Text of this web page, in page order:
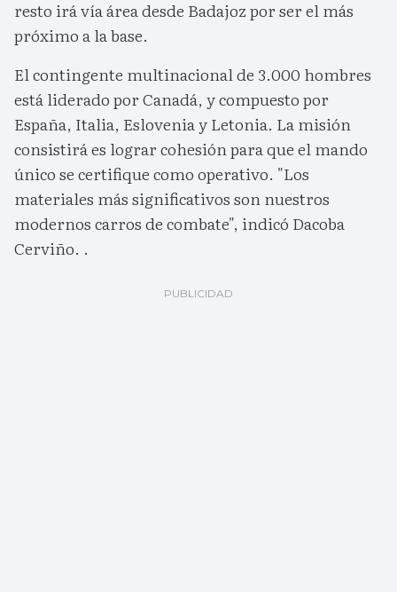
resto irá vía área desde Badajoz por ser el más
próximo a la base.
El contingente multinacional de 3.000 hombres
está liderado por Canadá, y compuesto por
España, Italia, Eslovenia y Letonia. La misión
consistirá es lograr cohesión para que el mando
único se certifique como operativo. "Los
materiales más significativos son nuestros
modernos carros de combate", indicó Dacoba
Cerviño. .